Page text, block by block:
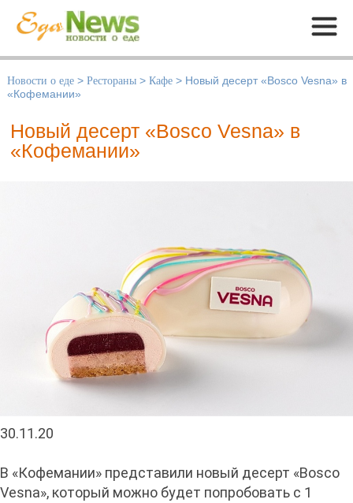
Меню
Новости о еде > Рестораны > Кафе > Новый десерт «Bosco Vesna» в
«Кофемании»
Новый десерт «Bosco Vesna» в
«Кофемании»
30.11.20
В «Кофемании» представили новый десерт «Bosco
Vesna», который можно будет попробовать с 1